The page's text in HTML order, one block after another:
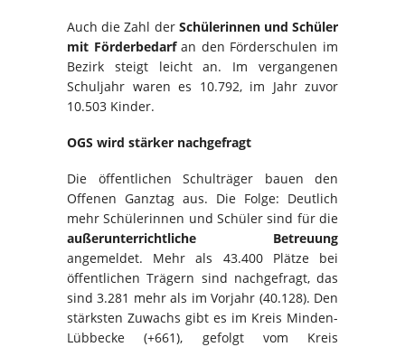
Auch die Zahl derSchülerinnen und Schüler
mit Förderbedarfan den Förderschulen im
Bezirk steigt leicht an. Im vergangenen
Schuljahr waren es 10.792, im Jahr zuvor
10.503 Kinder.
OGS wird stärker nachgefragt
Die öffentlichen Schulträger bauen den
Offenen Ganztag aus. Die Folge: Deutlich
mehr Schülerinnen und Schüler sind für die
außerunterrichtliche Betreuung
angemeldet. Mehr als 43.400 Plätze bei
öffentlichen Trägern sind nachgefragt, das
sind 3.281 mehr als im Vorjahr (40.128). Den
stärksten Zuwachs gibt es im Kreis Minden-
Lübbecke (+661), gefolgt vom Kreis